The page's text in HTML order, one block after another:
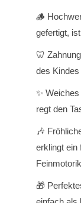
🪵
gefertigt,
🦷
des
✨
regt den
🎶
erklingt ein
🎁